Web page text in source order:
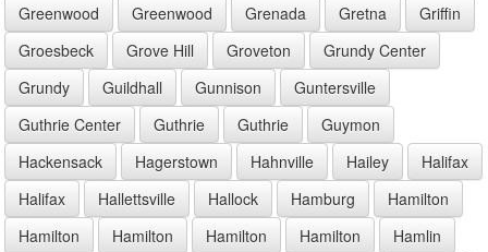
Greenwood
Greenwood Grenada Gretna
Griffin
Groesbeck
Grove Hill Groveton
Grundy Center
Grundy
Guildhall Gunnison
Guntersville
Guthrie Center
Guthrie Guthrie
Guymon
Hackensack
Hagerstown Hahnville Hailey
Halifax
Halifax
Hallettsville Hallock Hamburg
Hamilton
Hamilton
Hamilton Hamilton Hamilton
Hamlin